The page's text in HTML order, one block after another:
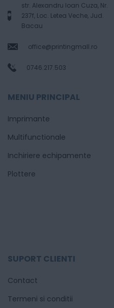
str. Alexandru Ioan Cuza, Nr.
237f, Loc. Letea Veche, Jud.
Bacau
office@printingmall.ro
0746.217.503
MENIU PRINCIPAL
Imprimante
Multifunctionale
Inchiriere echipamente
Plottere
SUPORT CLIENTI
Contact
Termeni si conditii